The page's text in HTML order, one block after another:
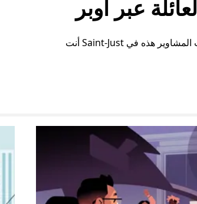
عبر أوبر
سواء كنت بحاجة إلى مساحة إضافية أو ترتيبات خاصة، ستساعدك خيارات المشاوير هذه في Saint-Just أنت